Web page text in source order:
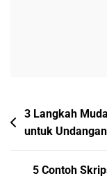
Navigasi
pos
3 Langkah
untuk
5 Contoh